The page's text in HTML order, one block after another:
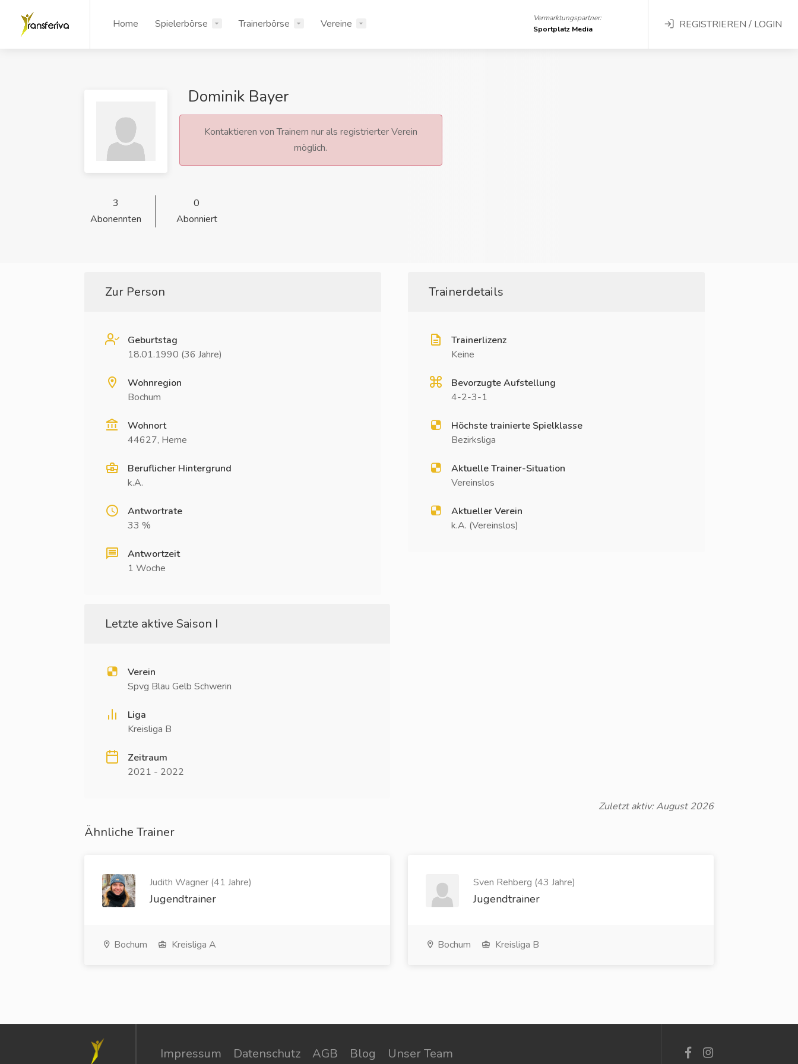
Home Spielerbörse Trainerbörse Vereine
Vermarktungspartner:
Sportplatz Media
REGISTRIEREN / LOGIN
Dominik Bayer
Kontaktieren von Trainern nur als registrierter Verein
möglich.
3
Abonennten
0
Abonniert
Zur Person
Geburtstag
18.01.1990 (36 Jahre)
Wohnregion
Bochum
Wohnort
44627, Herne
Beruflicher Hintergrund
k.A.
Antwortrate
33 %
Antwortzeit
1 Woche
Trainerdetails
Trainerlizenz
Keine
Bevorzugte Aufstellung
4-2-3-1
Höchste trainierte Spielklasse
Bezirksliga
Aktuelle Trainer-Situation
Vereinslos
Aktueller Verein
k.A. (Vereinslos)
Letzte aktive Saison I
Verein
Spvg Blau Gelb Schwerin
Liga
Kreisliga B
Zeitraum
2021 - 2022
Zuletzt aktiv: August 2026
Ähnliche Trainer
Judith Wagner (41 Jahre)
Jugendtrainer
Bochum Kreisliga A
Sven Rehberg (43 Jahre)
Jugendtrainer
Bochum Kreisliga B
Impressum Datenschutz AGB Blog Unser Team